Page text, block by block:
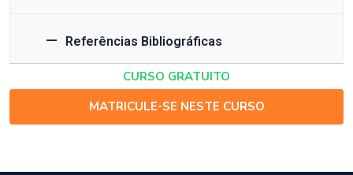
Referências Bibliográficas
CURSO GRATUITO
MATRICULE-SE NESTE CURSO